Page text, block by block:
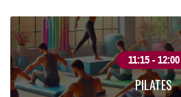
11:15 - 12:00
PILATES